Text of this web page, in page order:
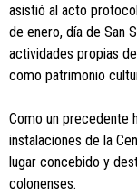
asistió al acto
de enero, día de San
actividades propias
como patrimonio
Como un precedente
instalaciones de la
lugar concebido y
colonenses.